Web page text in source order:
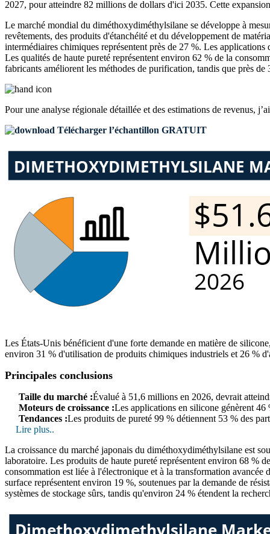
2027, pour atteindre 82 millions de dollars d'ici 2035. Cette
Le marché mondial du diméthoxydiméthylsilane se développe à
revêtements, des produits d'étanchéité et du développement de
intermédiaires chimiques représentent près de 27 %. Les
Les qualités de haute pureté représentent environ 62 % de la
fabricants améliorent les méthodes de purification, tandis que près
Pour une analyse régionale détaillée et des estimations de revenus,
Télécharger l’échantillon GRATUIT
Les États-Unis bénéficient d'une forte demande en matière de
environ 31 % d'utilisation de produits chimiques industriels et 26 %
Principales conclusions
Taille du marché :Évalué à 51,6 millions en 2026, devrait
Moteurs de croissance :Les applications en silicone génèrent 46
Tendances :Les produits de pureté 99 % détiennent 53 % des
Lire plus..
La croissance du marché japonais du diméthoxydiméthylsilane est
laboratoire. Les produits de haute pureté représentent environ 68 %
consommation est liée à l'électronique et à la transformation
surface représentent environ 19 %, soutenues par la demande de
systèmes de stockage sûrs, tandis qu'environ 24 % étendent la